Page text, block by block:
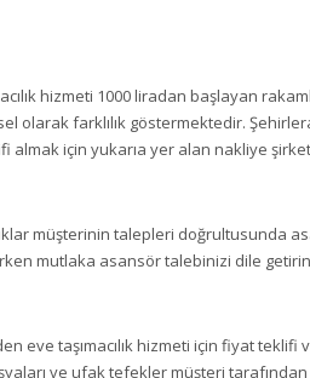
hizmeti 1000 liradan başlayan
olarak farklılık göstermektedir.
almak için yukarıa yer alan nakliye
müşterinin talepleri doğrultusunda
mutlaka asansör talebinizi dile
eve taşımacılık hizmeti için fiyat
ve ufak tefekler müşteri